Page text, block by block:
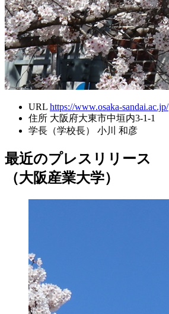
URL https://www.osaka-sandai.ac.jp/
住所 大阪府大東市中垣内3-1-1
学長（学校長）
小川 和彦
最近のプレスリリース
（大阪産業大学）